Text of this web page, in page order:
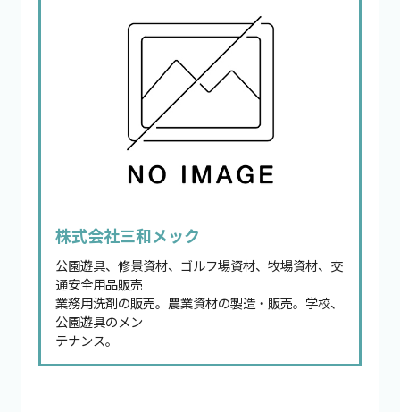
株式会社三和メック
公園遊具、修景資材、ゴルフ場資材、牧場資材、交
通安全用品販売
業務用洗剤の販売。農業資材の製造・販売。学校、
公園遊具のメン
テナンス。